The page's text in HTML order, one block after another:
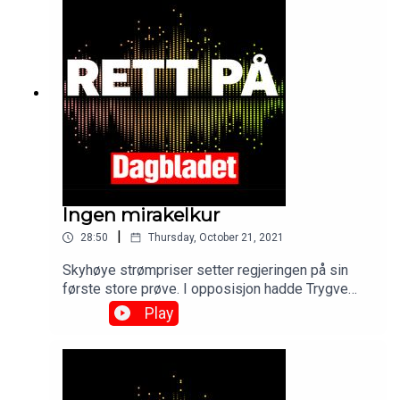
privacy information.
Ingen mirakelkur
28:50 | Thursday, October 21, 2021
Skyhøye strømpriser setter regjeringen på sin
første store prøve. I opposisjon hadde Trygve
Slagsvold Vedum alltid svar. Som nyslått
finansminister medgir han at det ikke er noen
mirakelkur. IS-kvinnene skaper også hodebry.
og fagekspertisen? Og endelig kan vi juble over
Play